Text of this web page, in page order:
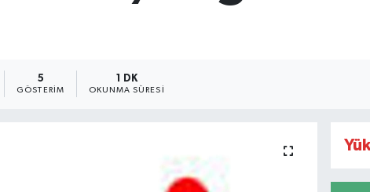
5
GÖSTERIM
1 DK
OKUNMA SÜRESI